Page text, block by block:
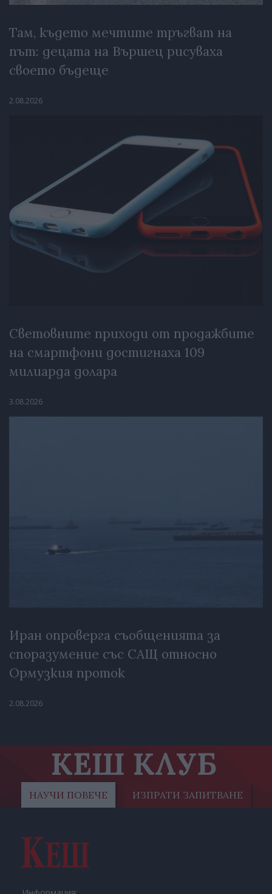
Там, където мечтите тръгват на
път: децата на Вършец рисуваха
своето бъдеще
2.08.2026
Световните приходи от продажбите
на смартфони достигнаха 109
милиарда долара
3.08.2026
Иран опроверга съобщенията за
споразумение със САЩ относно
Ормузкия проток
2.08.2026
КЕШ КЛУБ
НАУЧИ ПОВЕЧЕ ИЗПРАТИ ЗАПИТВАНЕ